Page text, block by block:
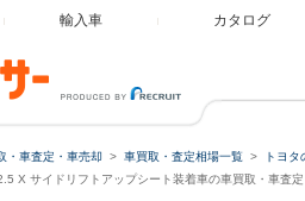
輸入車 カタログ
・車査定・車売却 車買取・査定相場一覧 トヨ
X サイドリフトアップシート装着車の車買取・車査定